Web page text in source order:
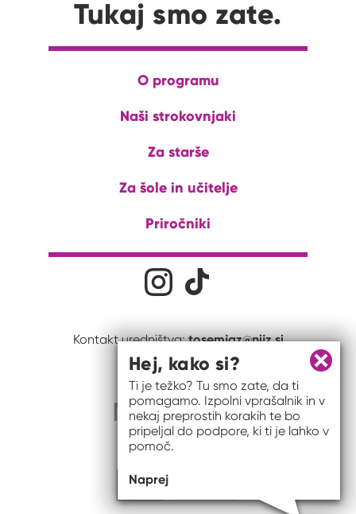
Tukaj smo zate.
O programu
Naši strokovnjaki
Za starše
Za šole in učitelje
Priročniki
Družabna omrežjaNa naš Instagram profil
Kontakt uredništva:tosemjaz@nijz.si
Zapri
Hej, kako si?
Ti je težko? Tu smo zate, da ti
pomagamo. Izpolni vprašalnik in v
nekaj preprostih korakih te bo
pripeljal do podpore, ki ti je lahko v
pomoč.
Naprej